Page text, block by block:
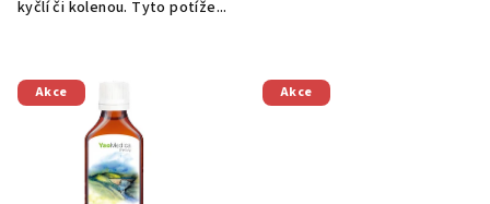
kyčlí či kolenou. Tyto potíže...
Akce Akce